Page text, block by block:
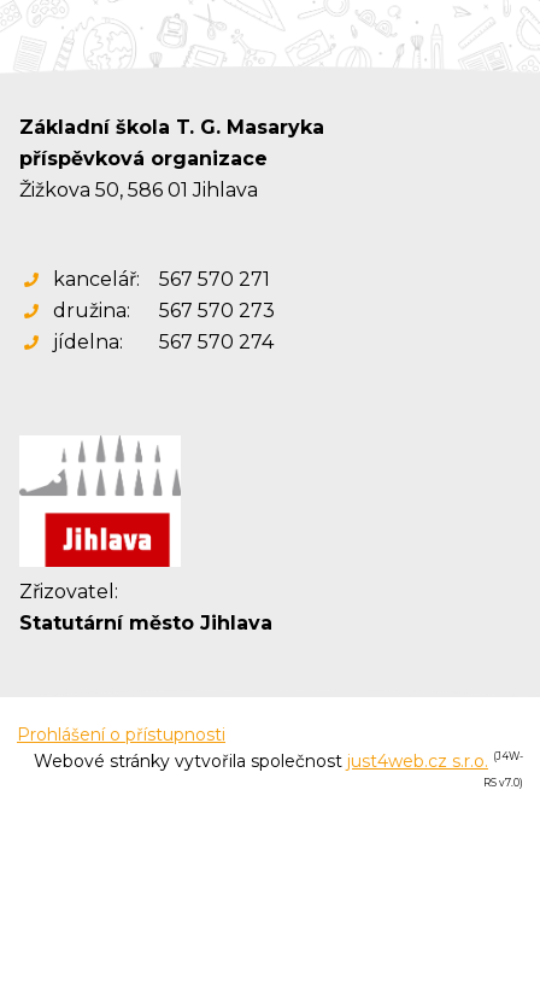
Základní škola T. G. Masaryka
příspěvková organizace
Žižkova 50, 586 01 Jihlava
kancelář:
567 570 271
družina:
567 570 273
jídelna:
567 570 274
Zřizovatel:
Statutární město Jihlava
Prohlášení o přístupnosti
Webové stránky vytvořila společnost just4web.cz s.r.o. (J4W-
RS v7.0)